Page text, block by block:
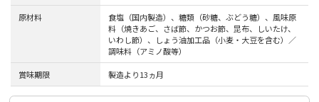
原材料
食塩（国内製造）、糖類（砂糖、ぶどう糖）、風味原
料（焼きあご、さば節、かつお節、昆布、しいたけ、
いわし節）、しょう油加工品（小麦・大豆を含む）／
調味料（アミノ酸等）
賞味期限 製造より13ヵ月